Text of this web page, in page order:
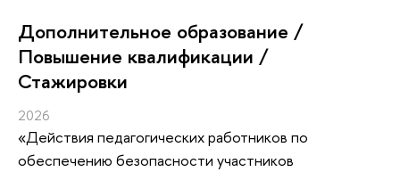
Дополнительное образование /
Повышение квалификации /
Стажировки
2026
«Действия педагогических работников по
обеспечению безопасности участников